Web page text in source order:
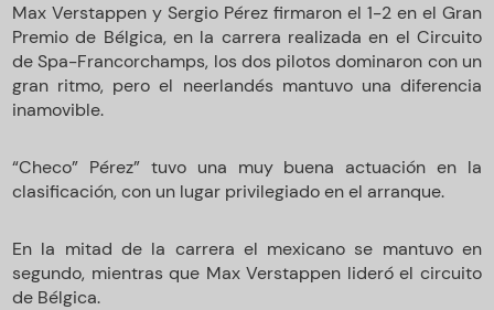
Max Verstappen y Sergio Pérez firmaron el 1-2 en el Gran
Premio de Bélgica, en la carrera realizada en el Circuito
de Spa-Francorchamps, los dos pilotos dominaron con un
gran ritmo, pero el neerlandés mantuvo una diferencia
inamovible.
“Checo” Pérez” tuvo una muy buena actuación en la
clasificación, con un lugar privilegiado en el arranque.
En la mitad de la carrera el mexicano se mantuvo en
segundo, mientras que Max Verstappen lideró el circuito
de Bélgica.